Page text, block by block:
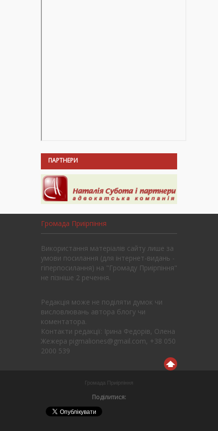
ПАРТНЕРИ
Громада Приірпіння
Використання матеріалів сайту лише за
умови посилання (для інтернет-видань -
гіперпосилання) на "Громаду Приірпіння"
не пізніше 2 речення.
Редакція може не поділяти думок чи
висловлювань автора блогу чи
коментатора.
Контакти редакції: Ірина Федорів, Олена
Жежера pigmaliones@gmail.com, +38 050
2000 539
Громада Приірпіння
Поділитися: